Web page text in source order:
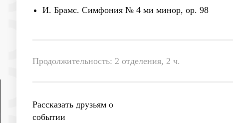
И. Брамс. Симфония № 4 ми минор, ор. 98
Продолжительность: 2 отделения, 2 ч.
Рассказать друзьям о
событии